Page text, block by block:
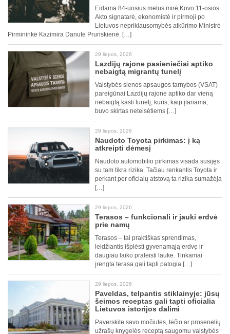
Eidama 84-uosius metus mirė Kovo 11-osios
Akto signatarė, ekonomistė ir pirmoji po
Lietuvos nepriklausomybės atkūrimo Ministrė
Pirmininkė Kazimira Danutė Prunskienė. […]
29 liepos, 2026
Lazdijų rajone pasieniečiai aptiko
nebaigtą migrantų tunelį
Valstybės sienos apsaugos tarnybos (VSAT)
pareigūnai Lazdijų rajone aptiko dar vieną
nebaigtą kasti tunelį, kuris, kaip įtariama,
buvo skirtas neteisėtiems […]
29 liepos, 2026
Naudoto Toyota pirkimas: į ką
atkreipti dėmesį
Naudoto automobilio pirkimas visada susijęs
su tam tikra rizika. Tačiau renkantis Toyota ir
perkant per oficialų atstovą ta rizika sumažėja
[…]
29 liepos, 2026
Terasos – funkcionali ir jauki erdvė
prie namų
Terasos – tai praktiškas sprendimas,
leidžiantis išplėsti gyvenamąją erdvę ir
daugiau laiko praleisti lauke. Tinkamai
įrengta terasa gali tapti patogia […]
29 liepos, 2026
Paveldas, telpantis stiklainyje: jūsų
šeimos receptas gali tapti oficialia
Lietuvos istorijos dalimi
Paverskite savo močiutės, tėčio ar prosenelių
užrašų knygelės receptą saugomu valstybės